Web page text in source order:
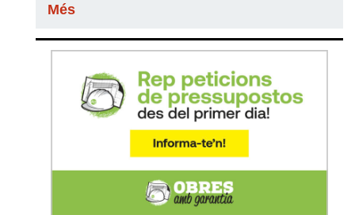
Més